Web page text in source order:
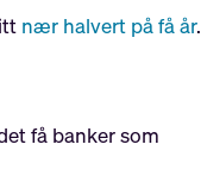
nær halvert på få år.
få banker som